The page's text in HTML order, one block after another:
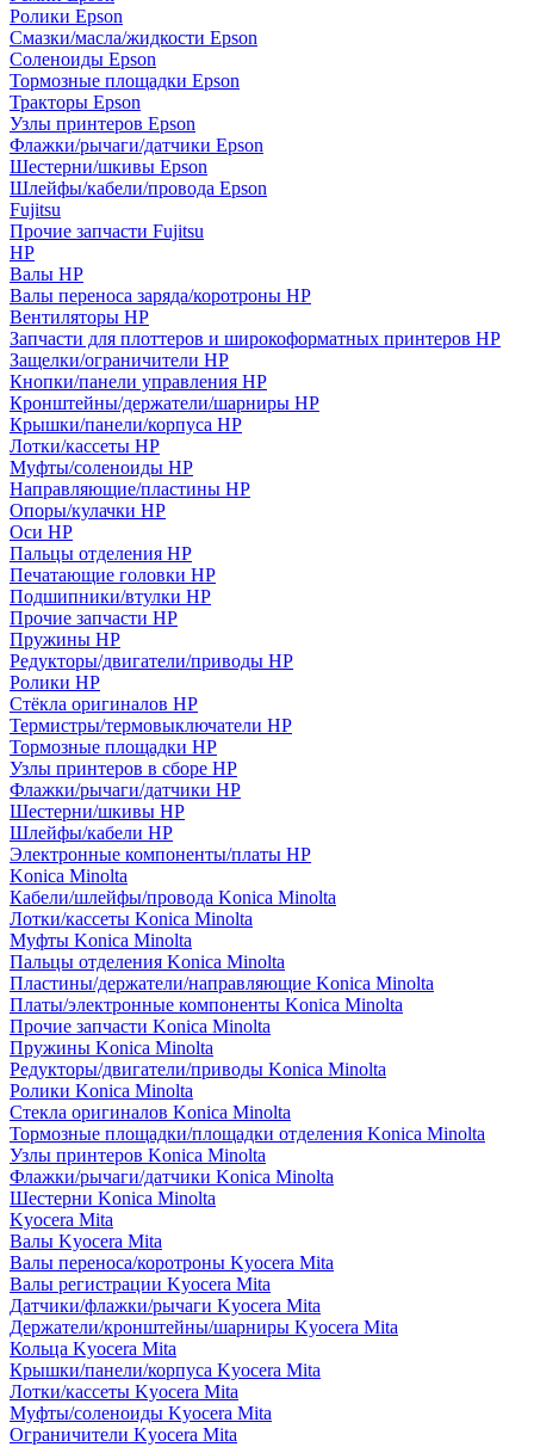
Ролики Epson
Смазки/масла/жидкости Epson
Соленоиды Epson
Тормозные площадки Epson
Тракторы Epson
Узлы принтеров Epson
Флажки/рычаги/датчики Epson
Шестерни/шкивы Epson
Шлейфы/кабели/провода Epson
Fujitsu
Прочие запчасти Fujitsu
HP
Валы HP
Валы переноса заряда/коротроны HP
Вентиляторы HP
Запчасти для плоттеров и широкоформатных принтеров HP
Защелки/ограничители HP
Кнопки/панели управления HP
Кронштейны/держатели/шарниры HP
Крышки/панели/корпуса HP
Лотки/кассеты HP
Муфты/соленоиды HP
Направляющие/пластины HP
Опоры/кулачки HP
Оси HP
Пальцы отделения HP
Печатающие головки HP
Подшипники/втулки HP
Прочие запчасти HP
Пружины HP
Редукторы/двигатели/приводы HP
Ролики HP
Стёкла оригиналов HP
Термистры/термовыключатели HP
Тормозные площадки HP
Узлы принтеров в сборе HP
Флажки/рычаги/датчики HP
Шестерни/шкивы HP
Шлейфы/кабели HP
Электронные компоненты/платы HP
Konica Minolta
Кабели/шлейфы/провода Konica Minolta
Лотки/кассеты Konica Minolta
Муфты Konica Minolta
Пальцы отделения Konica Minolta
Пластины/держатели/направляющие Konica Minolta
Платы/электронные компоненты Konica Minolta
Прочие запчасти Konica Minolta
Пружины Konica Minolta
Редукторы/двигатели/приводы Konica Minolta
Ролики Konica Minolta
Стекла оригиналов Konica Minolta
Тормозные площадки/площадки отделения Konica Minolta
Узлы принтеров Konica Minolta
Флажки/рычаги/датчики Konica Minolta
Шестерни Konica Minolta
Kyocera Mita
Валы Kyocera Mita
Валы переноса/коротроны Kyocera Mita
Валы регистрации Kyocera Mita
Датчики/флажки/рычаги Kyocera Mita
Держатели/кронштейны/шарниры Kyocera Mita
Кольца Kyocera Mita
Крышки/панели/корпуса Kyocera Mita
Лотки/кассеты Kyocera Mita
Муфты/соленоиды Kyocera Mita
Ограничители Kyocera Mita